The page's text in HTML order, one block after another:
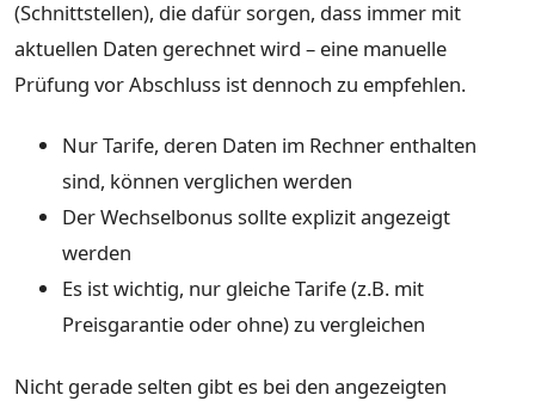
(Schnittstellen), die dafür sorgen, dass immer mit
aktuellen Daten gerechnet wird – eine manuelle
Prüfung vor Abschluss ist dennoch zu empfehlen.
Nur Tarife, deren Daten im Rechner enthalten
sind, können verglichen werden
Der Wechselbonus sollte explizit angezeigt
werden
Es ist wichtig, nur gleiche Tarife (z.B. mit
Preisgarantie oder ohne) zu vergleichen
Nicht gerade selten gibt es bei den angezeigten